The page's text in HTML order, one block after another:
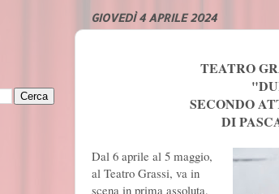
GIOVEDÌ 4 APRILE 2024
TEATRO
SECONDO
DI
Dal 6 aprile al 5 maggio,
al Teatro Grassi, va in
scena in prima assoluta,